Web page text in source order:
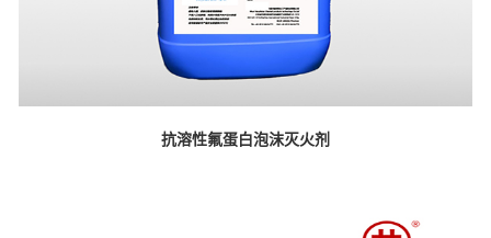
抗溶性氟蛋白泡沫灭火剂